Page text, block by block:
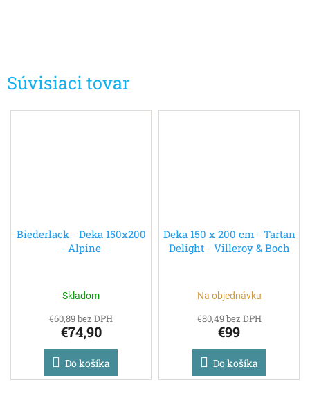
Súvisiaci tovar
Biederlack - Deka 150x200
- Alpine
Skladom
€60,89 bez DPH
€74,90
Do košíka
Deka 150 x 200 cm - Tartan
Delight - Villeroy & Boch
Na objednávku
€80,49 bez DPH
€99
Do košíka